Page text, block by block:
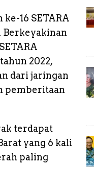
16 SETARA
Berkeyakinan
2022,
dari jaringan
pemberitaan
terdapat
yang 6 kali
paling